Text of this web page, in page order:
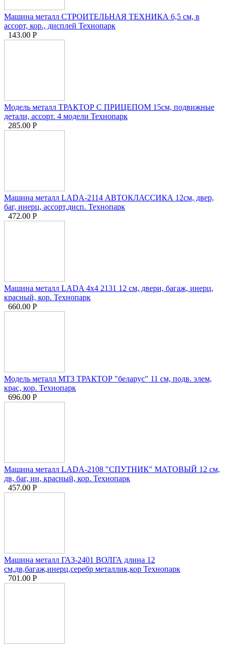
Машина металл СТРОИТЕЛЬНАЯ ТЕХНИКА 6,5 см, в
ассорт, кор., дисплей Технопарк
143.00 Р
Модель металл ТРАКТОР С ПРИЦЕПОМ 15см, подвижные
детали, ассорт. 4 модели Технопарк
285.00 Р
Машина металл LADA-2114 АВТОКЛАССИКА 12см, двер,
баг, инерц, ассорт,дисп. Технопарк
472.00 Р
Машина металл LADA 4x4 2131 12 см, двери, багаж, инерц,
красный, кор. Технопарк
660.00 Р
Модель металл МТЗ ТРАКТОР "беларус" 11 см, подв. элем,
крас, кор. Технопарк
696.00 Р
Машина металл LADA-2108 "СПУТНИК" МАТОВЫЙ 12 см,
дв, баг, ин, красный, кор. Технопарк
457.00 Р
Машина металл ГАЗ-2401 ВОЛГА длина 12
см,дв,багаж,инерц,серебр металлик,кор Технопарк
701.00 Р